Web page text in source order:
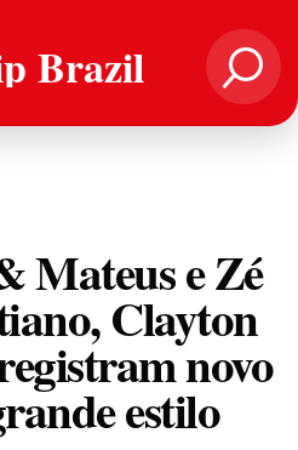
Brazil
Mateus e Zé
Clayton
novo
estilo